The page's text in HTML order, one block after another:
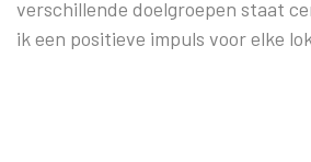
verschillende doelgroepen staat
ik een positieve impuls voor elke